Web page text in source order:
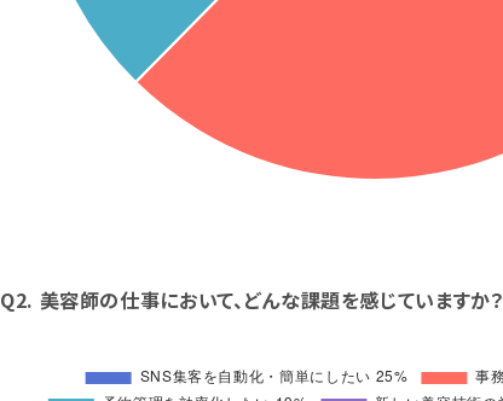
Q2. 美容師の仕事において、どんな課題を感じていますか？